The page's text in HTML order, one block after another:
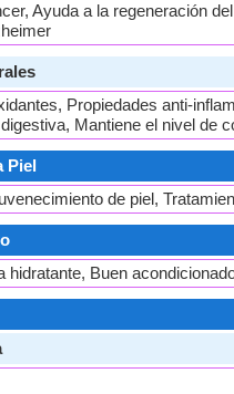
Ayuda a la regeneración
Propiedades anti-
Mantiene el nivel de
Piel
de piel,
hidratante, Buen